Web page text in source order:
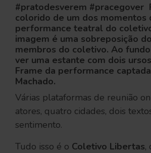
#pratodesverem #pracegover
colorido de um dos momentos
performance teatral do
imagem é uma sobreposição
membros do coletivo. Ao
ver uma estante com dois
Frame da performance
Machado.
Várias plataformas de reunião
atores, quatro cidades, dois
sentimento.
Tudo isso é o Coletivo Libertas,